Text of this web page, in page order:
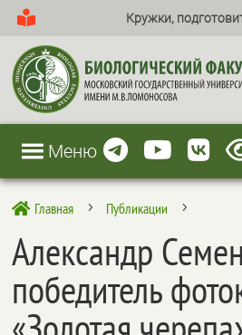
Кружки,
Меню
 Главная 5 Публикации 5
Александр
победитель